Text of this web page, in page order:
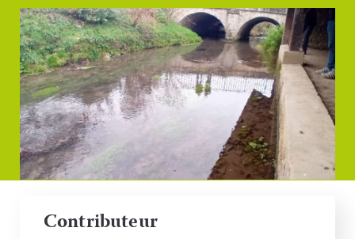
Contributeur